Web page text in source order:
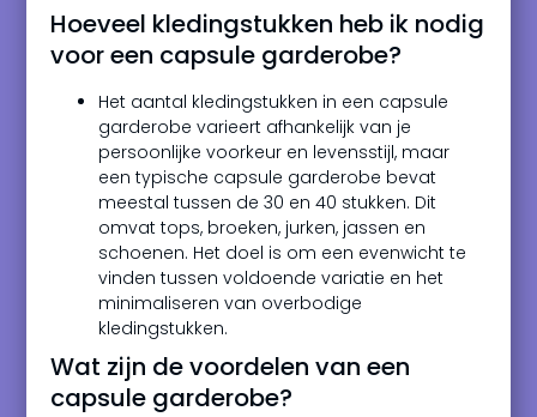
Hoeveel kledingstukken heb ik nodig
voor een capsule garderobe?
Het aantal kledingstukken in een capsule
garderobe varieert afhankelijk van je
persoonlijke voorkeur en levensstijl, maar
een typische capsule garderobe bevat
meestal tussen de 30 en 40 stukken. Dit
omvat tops, broeken, jurken, jassen en
schoenen. Het doel is om een evenwicht te
vinden tussen voldoende variatie en het
minimaliseren van overbodige
kledingstukken.
Wat zijn de voordelen van een
capsule garderobe?